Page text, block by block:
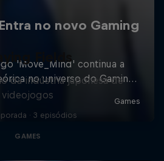
Fields
da indústria japonesa de
videojogos
· 3 episódios
GAMES